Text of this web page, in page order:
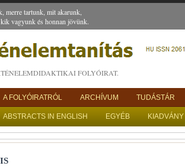
merre tartunk, mit akarunk,
vagyunk és honnan jövünk.
FOLYÓIRAT.
A FOLYÓIRATRÓL ARCHÍVUM TUDÁSTÁR
ABSTRACTS IN ENGLISH EGYÉB